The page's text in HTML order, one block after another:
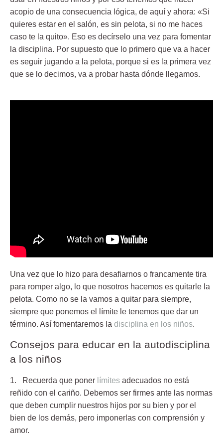
acopio de una consecuencia lógica, de aquí y ahora: «Si
quieres estar en el salón, es sin pelota, si no me haces
caso te la quito». Eso es decírselo una vez para fomentar
la disciplina. Por supuesto que lo primero que va a hacer
es seguir jugando a la pelota, porque si es la primera vez
que se lo decimos, va a probar hasta dónde llegamos.
Una vez que lo hizo para desafiarnos o francamente tira
para romper algo, lo que nosotros hacemos es quitarle la
pelota. Como no se la vamos a quitar para siempre,
siempre que ponemos el límite le tenemos que dar un
término. Así fomentaremos la disciplina en los niños.
Consejos para educar en la autodisciplina
a los niños
1. Recuerda que poner límites adecuados no está
reñido con el cariño. Debemos ser firmes ante las normas
que deben cumplir nuestros hijos por su bien y por el
bien de los demás, pero imponerlas con comprensión y
amor.